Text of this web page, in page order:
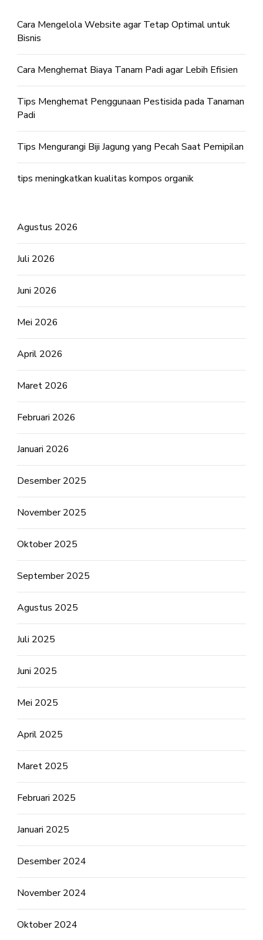
Cara Mengelola Website agar Tetap Optimal untuk
Bisnis
Cara Menghemat Biaya Tanam Padi agar Lebih Efisien
Tips Menghemat Penggunaan Pestisida pada Tanaman
Padi
Tips Mengurangi Biji Jagung yang Pecah Saat Pemipilan
tips meningkatkan kualitas kompos organik
Agustus 2026
Juli 2026
Juni 2026
Mei 2026
April 2026
Maret 2026
Februari 2026
Januari 2026
Desember 2025
November 2025
Oktober 2025
September 2025
Agustus 2025
Juli 2025
Juni 2025
Mei 2025
April 2025
Maret 2025
Februari 2025
Januari 2025
Desember 2024
November 2024
Oktober 2024